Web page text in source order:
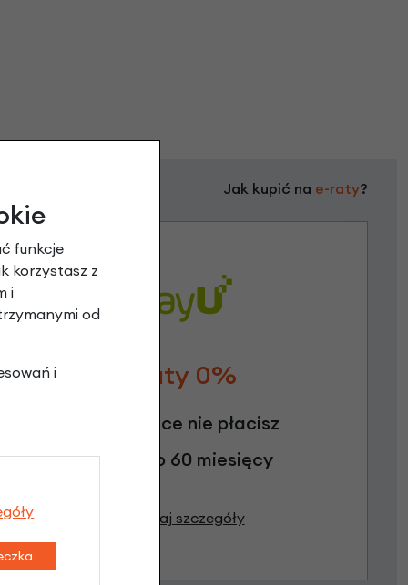
Jak kupić na e-raty?
Raty 0%
3 miesiące nie płacisz
Raty do 60 miesięcy
Poznaj szczegóły
funkcje
korzystasz z
i
od
i